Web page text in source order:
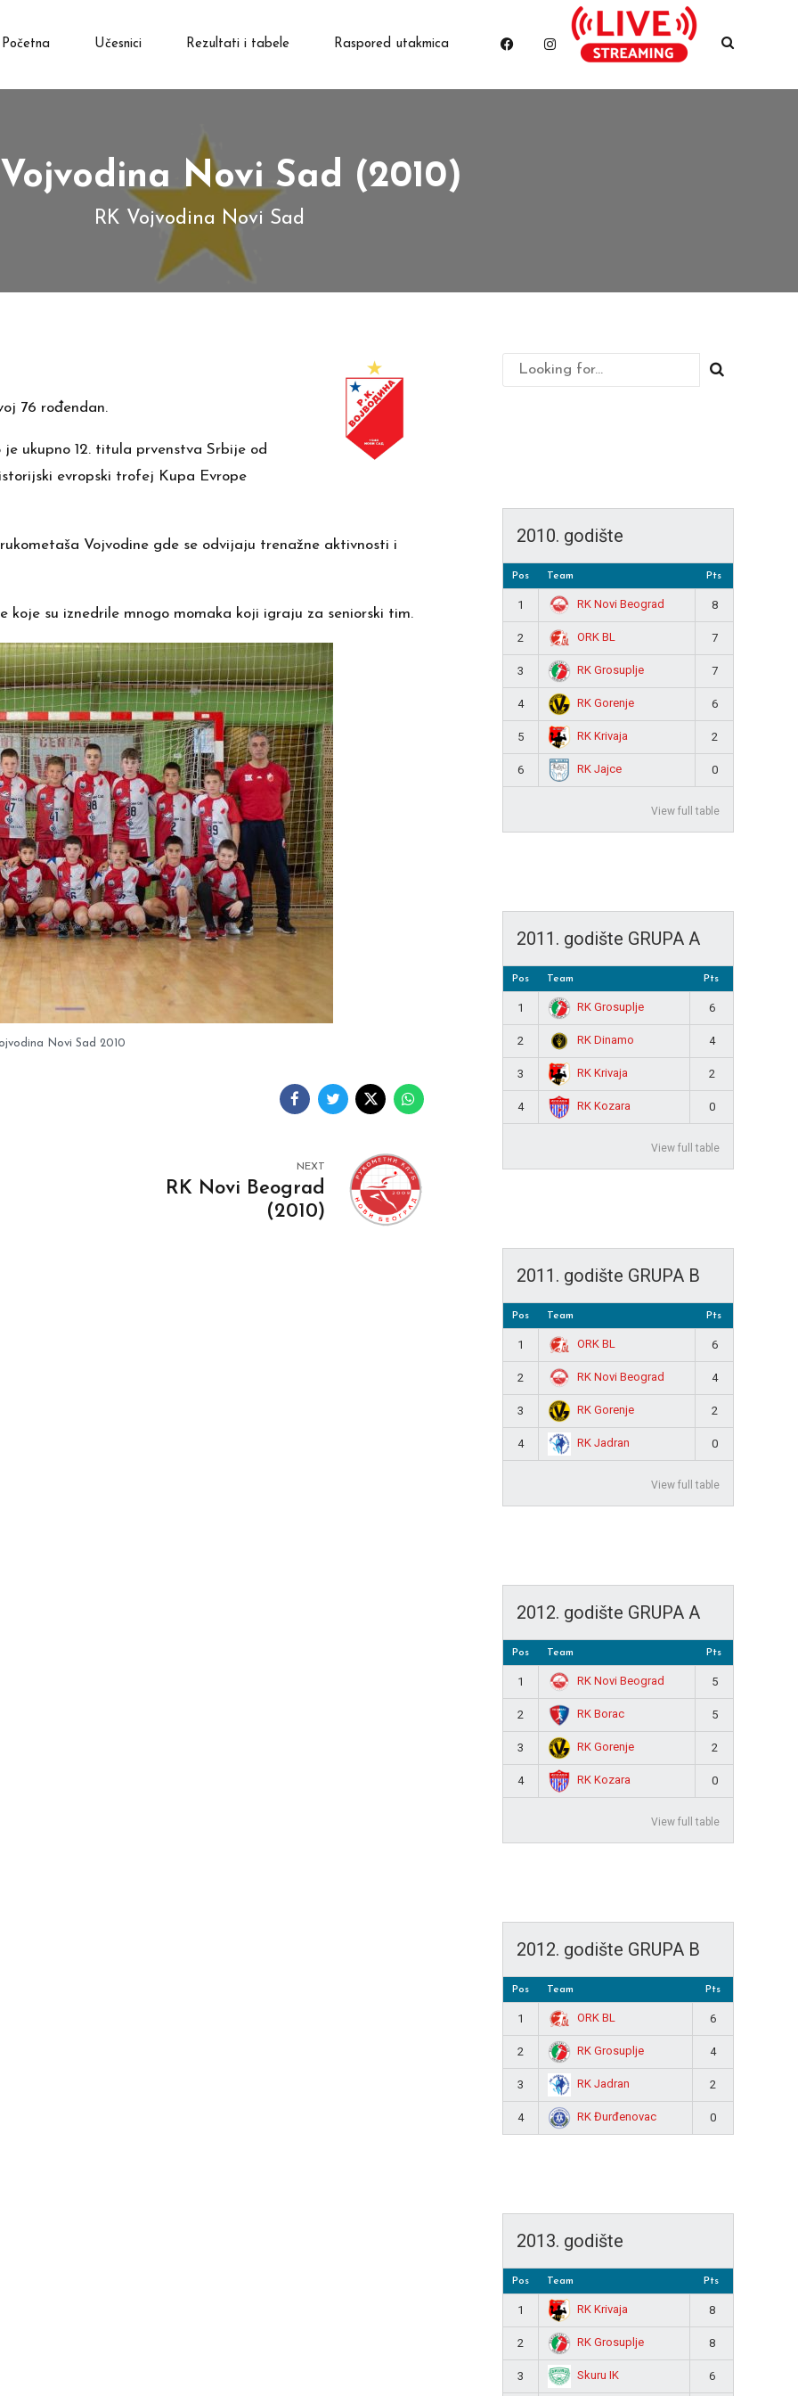
Početna Učesnici Rezultati i tabele Raspored utakmica
Novi Sad (2010)
RK Vojvodina Novi Sad
76 rođendan.
ukupno 12. titula prvenstva Srbije od
evropski trofej Kupa Evrope
Vojvodine gde se odvijaju trenažne aktivnosti i
koje su iznedrile mnogo momaka koji igraju za seniorski tim.
Novi Sad 2010
NEXT
RK Novi Beograd
(2010)
2010. godište
Pos Team Pts
1 RK Novi Beograd 8
2 ORK BL 7
3 RK Grosuplje 7
4 RK Gorenje 6
5 RK Krivaja 2
6 RK Jajce 0
View full table
2011. godište GRUPA A
Pos Team Pts
1 RK Grosuplje 6
2 RK Dinamo 4
3 RK Krivaja 2
4 RK Kozara 0
View full table
2011. godište GRUPA B
Pos Team Pts
1 ORK BL 6
2 RK Novi Beograd 4
3 RK Gorenje 2
4 RK Jadran 0
View full table
2012. godište GRUPA A
Pos Team Pts
1 RK Novi Beograd 5
2 RK Borac 5
3 RK Gorenje 2
4 RK Kozara 0
View full table
2012. godište GRUPA B
Pos Team Pts
1 ORK BL 6
2 RK Grosuplje 4
3 RK Jadran 2
4 RK Đurđenovac 0
2013. godište
Pos Team Pts
1 RK Krivaja 8
2 RK Grosuplje 8
3 Skuru IK 6